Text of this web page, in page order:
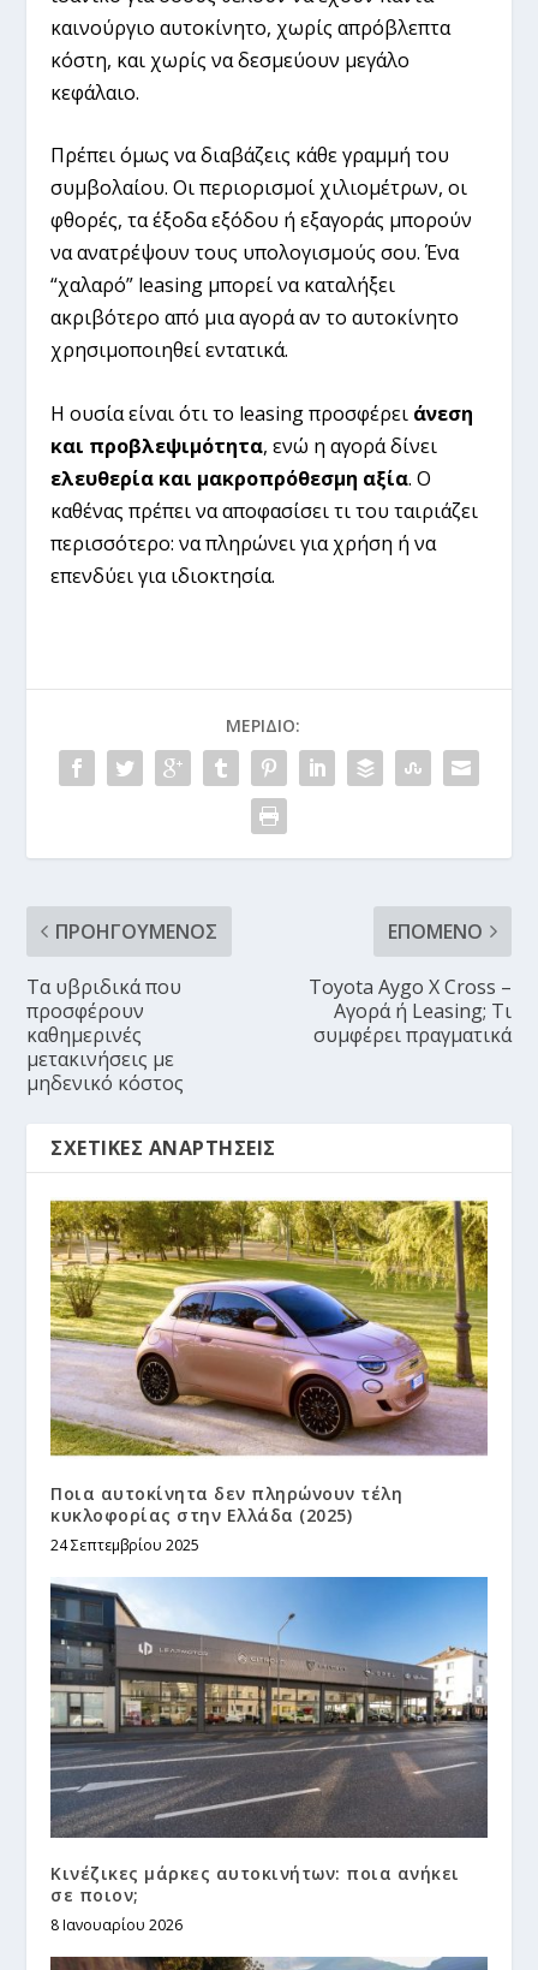
καινούργιο αυτοκίνητο, χωρίς απρόβλεπτα
κόστη, και χωρίς να δεσμεύουν μεγάλο
κεφάλαιο.
Πρέπει όμως να διαβάζεις κάθε γραμμή του
συμβολαίου. Οι περιορισμοί χιλιομέτρων, οι
φθορές, τα έξοδα εξόδου ή εξαγοράς μπορούν
να ανατρέψουν τους υπολογισμούς σου. Ένα
“χαλαρό” leasing μπορεί να καταλήξει
ακριβότερο από μια αγορά αν το αυτοκίνητο
χρησιμοποιηθεί εντατικά.
Η ουσία είναι ότι το leasing προσφέρει άνεση
και προβλεψιμότητα, ενώ η αγορά δίνει
ελευθερία και μακροπρόθεσμη αξία. Ο
καθένας πρέπει να αποφασίσει τι του ταιριάζει
περισσότερο: να πληρώνει για χρήση ή να
επενδύει για ιδιοκτησία.
ΜΕΡΊΔΙΟ:
ΠΡΟΗΓΟΎΜΕΝΟΣ
Τα υβριδικά που
προσφέρουν
καθημερινές
μετακινήσεις με
μηδενικό κόστος
ΕΠΌΜΕΝΟ
Toyota Aygo X Cross –
Αγορά ή Leasing; Τι
συμφέρει πραγματικά
ΣΧΕΤΙΚΈΣ ΑΝΑΡΤΉΣΕΙΣ
Ποια αυτοκίνητα δεν πληρώνουν τέλη
κυκλοφορίας στην Ελλάδα (2025)
24 Σεπτεμβρίου 2025
Κινέζικες μάρκες αυτοκινήτων: ποια ανήκει
σε ποιον;
8 Ιανουαρίου 2026